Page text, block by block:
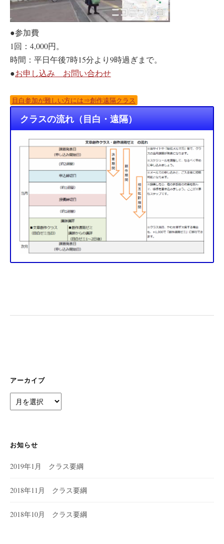
●参加費
1回：4,000円。
時間：平日午後7時15分より9時過ぎまで。
●お申し込み お問い合わせ
目白参加が難しい方には⇒創作遠隔クラス
クラスの流れ（目白・遠隔）
アーカイブ
ー
ブ
お知らせ
2019年1月 クラス要綱
2018年11月 クラス要綱
2018年10月 クラス要綱